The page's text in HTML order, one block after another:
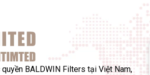
BALDWIN Filters tại Việt Nam,